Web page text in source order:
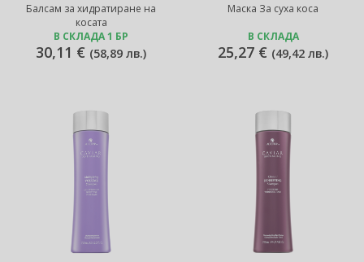
Балсам за хидратиране на
косата
В СКЛАДА 1 БР
30,11 € (58,89 лв.)
Маска За суха коса
В СКЛАДА
25,27 € (49,42 лв.)